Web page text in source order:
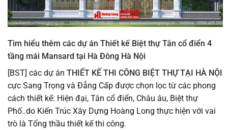
Tìm hiểu thêm các dự án Thiết kế Biệt thự Tân cổ điển 4
tầng mái Mansard tại Hà Đông Hà Nội
[BST] các dự án THIẾT KẾ THI CÔNG BIỆT THỰ TẠI HÀ NỘI
cực Sang Trọng và Đẳng Cấp được chọn lọc từ các phong
cách thiết kế: Hiện đại, Tân cổ điển, Châu âu, Biệt thự
Phố..do Kiến Trúc Xây Dựng Hoàng Long thực hiện với vai
trò là Tổng thầu thiết kế thi công.